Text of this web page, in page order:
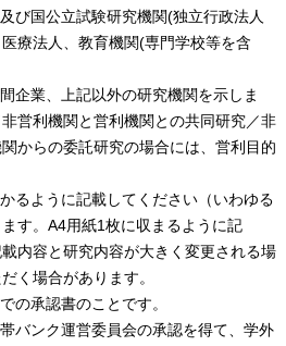
び国公立試験研究機関(独立行政法人
療法人、教育機関(専門学校等を含
企業、上記以外の研究機関を示しま
営利機関と営利機関との共同研究／非
からの委託研究の場合には、営利目的
るように記載してください（いわゆる
す。A4用紙1枚に収まるように記
内容と研究内容が大きく変更される場
く場合があります。
の承認書のことです。
バンク運営委員会の承認を得て、学外